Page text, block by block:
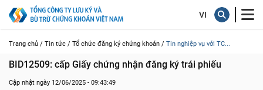
Trang chủ / Tin tức / Tổ chức đăng ký chứng khoán / Tin nghiệp vụ với TC...
BID12509: cấp Giấy chứng nhận đăng ký trái phiếu
Cập nhật ngày 12/06/2025 - 09:43:49